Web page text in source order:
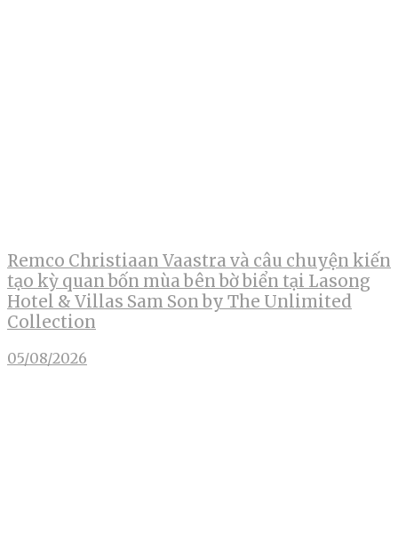
Remco Christiaan Vaastra và câu chuyện kiến
tạo kỳ quan bốn mùa bên bờ biển tại Lasong
Hotel & Villas Sam Son by The Unlimited
Collection
05/08/2026